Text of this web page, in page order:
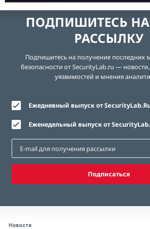
ПОДПИШИТЕСЬ НА
РАССЫЛКУ
Подпишитесь на получение последних
безопасности от SecurityLab.ru —
уязвимостей и мнения
Ежедневный выпуск от
Еженедельный выпуск от
Подписаться
Новости